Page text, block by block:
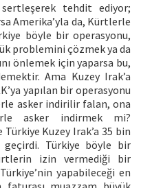
tehdit ediyor;
Amerika’yla da, Kürtlerle
böyle bir operasyonu,
problemini çözmek ya da
önlemek için yaparsa bu,
Ama Kuzey Irak’a
yapılan bir operasyonu
asker indirilir falan, ona
asker indirmek mi?
Türkiye Kuzey Irak’a 35 bin
geçirdi. Türkiye böyle bir
izin vermediği bir
yapabileceği en